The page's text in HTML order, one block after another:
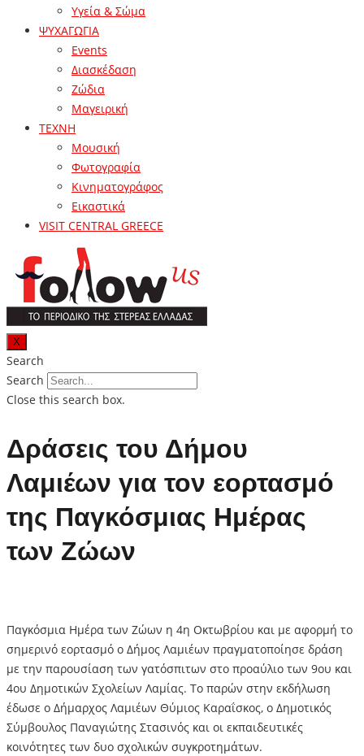
Υγεία & Σώμα
ΨΥΧΑΓΩΓΙΑ
Events
Διασκέδαση
Ζώδια
Μαγειρική
ΤΕΧΝΗ
Μουσική
Φωτογραφία
Κινηματογράφος
Εικαστικά
VISIT CENTRAL GREECE
X
Search
Search
Close this search box.
Δράσεις του Δήμου
Λαμιέων για τον εορτασμό
της Παγκόσμιας Ημέρας
των Ζώων
Παγκόσμια Ημέρα των Ζώων η 4η Οκτωβρίου και με αφορμή το
σημερινό εορτασμό ο Δήμος Λαμιέων πραγματοποίησε δράση
με την παρουσίαση των γατόσπιτων στο προαύλιο των 9ου και
4ου Δημοτικών Σχολείων Λαμίας. Το παρών στην εκδήλωση
έδωσε ο Δήμαρχος Λαμιέων Θύμιος Καραΐσκος, ο Δημοτικός
Σύμβουλος Παναγιώτης Στασινός και οι εκπαιδευτικές
κοινότητες των δυο σχολικών συγκροτημάτων.